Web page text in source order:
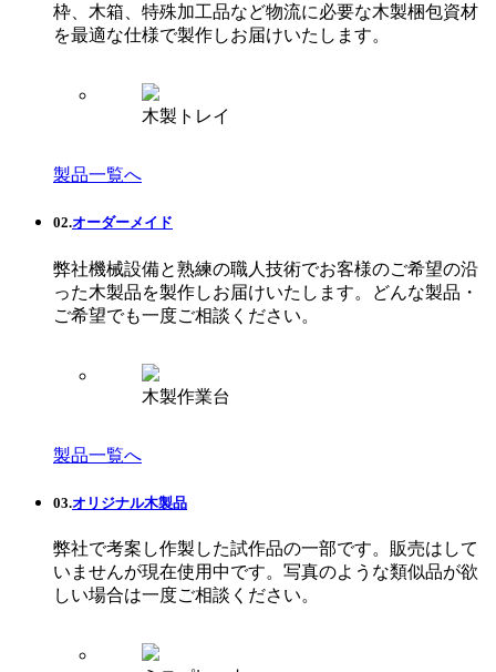
枠、木箱、特殊加工品など物流に必要な木製梱包資材
を最適な仕様で製作しお届けいたします。
木製トレイ
製品一覧へ
02.オーダーメイド
弊社機械設備と熟練の職人技術でお客様のご希望の沿
った木製品を製作しお届けいたします。どんな製品・
ご希望でも一度ご相談ください。
木製作業台
製品一覧へ
03.オリジナル木製品
弊社で考案し作製した試作品の一部です。販売はして
いませんが現在使用中です。写真のような類似品が欲
しい場合は一度ご相談ください。